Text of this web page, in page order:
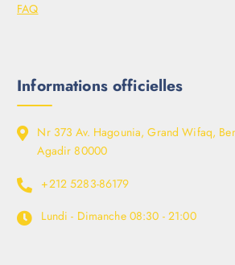
FAQ
Informations officielles
Nr 373 Av. Hagounia, Grand Wifaq,
Agadir 80000
+212 5283-86179
Lundi - Dimanche 08:30 - 21:00